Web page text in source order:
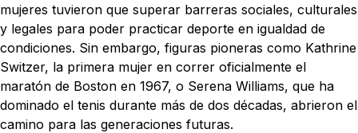
mujeres tuvieron que superar barreras sociales, culturales
y legales para poder practicar deporte en igualdad de
condiciones. Sin embargo, figuras pioneras como Kathrine
Switzer, la primera mujer en correr oficialmente el
maratón de Boston en 1967, o Serena Williams, que ha
dominado el tenis durante más de dos décadas, abrieron el
camino para las generaciones futuras.